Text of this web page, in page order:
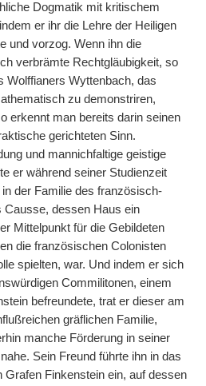
Dogmatik mit kritischem
er ihr die Lehre der Heiligen
und vorzog. Wenn ihn die
verbrämte Rechtgläubigkeit, so
Wolffianers Wyttenbach, das
zu demonstriren,
erkennt man bereits darin seinen
gerichteten Sinn.
und mannichfaltige geistige
er während seiner Studienzeit
der Familie des französisch-
Causse, dessen Haus ein
Mittelpunkt für die Gebildeten
die französischen Colonisten
spielten, war. Und indem er sich
Commilitonen, einem
befreundete, trat er dieser am
gräflichen Familie,
manche Förderung in seiner
Sein Freund führte ihn in das
Grafen Finkenstein ein, auf dessen